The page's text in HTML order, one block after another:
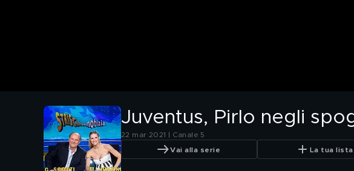
Juventus, Pirlo negli
22 mar 2021 | Canale 5
Vai alla serie La tua lista